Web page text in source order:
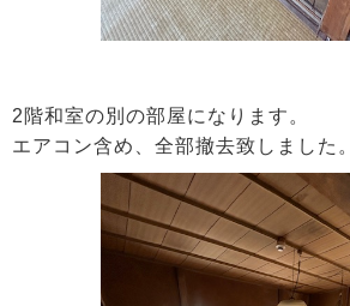
2階和室の別の部屋になります。
エアコン含め、全部撤去致しました。